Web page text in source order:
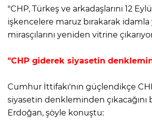
"CHP, Türkeş ve arkadaşlarını 12
işkencelere maruz bırakarak idamla
mirasçılarını yeniden vitrine
"CHP giderek siyasetin
Cumhur İttifakı'nın güçlendikçe
siyasetin denkleminden çıkacağını
Erdoğan, şöyle konuştu: